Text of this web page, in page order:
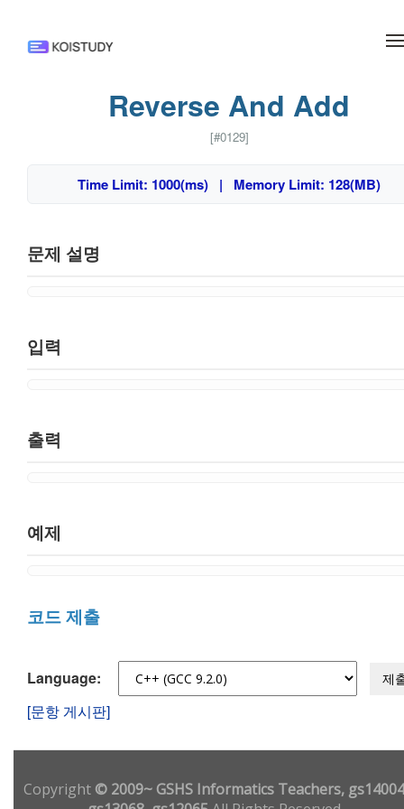
Reverse And Add
[#0129]
Time Limit: 1000(ms) | Memory Limit: 128(MB)
문제 설명
입력
출력
예제
코드 제출
Language: 제
[문항 게시판]
Copyright© 2009~ GSHS Informatics Teachers,